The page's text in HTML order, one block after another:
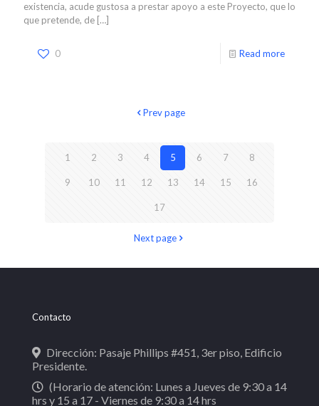
existencia, acude gustosa a prestar apoyo a este Proyecto, que lo
que pretende, de […]
0 Read more
Prev page
1 2 3 4 5 6 7 8
9 10 11 12 13 14 15 16
17
Next page
Contacto
Dirección: Pasaje Phillips #451, 3er piso, Edificio
Presidente.
(Horario de atención: Lunes a Jueves de 9:30 a 14
hrs y 15 a 17 - Viernes de 9:30 a 14 hrs